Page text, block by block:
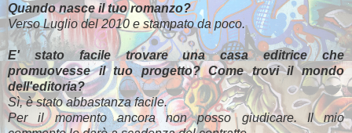
Quando nasce il tuo romanzo?
Verso Luglio del 2010 e stampato da poco.
E' stato facile trovare una casa editrice che
promuovesse il tuo progetto? Come trovi il mondo
dell'editoria?
Sì, è stato abbastanza facile.
Per il momento ancora non posso giudicare. Il mio